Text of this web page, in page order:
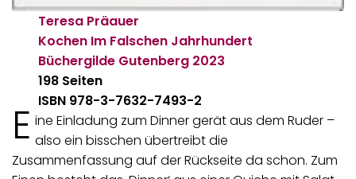
Teresa Präauer
Kochen Im Falschen Jahrhundert
Büchergilde Gutenberg 2023
198 Seiten
ISBN 978-3-7632-7493-2
E ine Einladung zum Dinner gerät aus dem Ruder –
also ein bisschen übertreibt die
Zusammenfassung auf der Rückseite da schon. Zum